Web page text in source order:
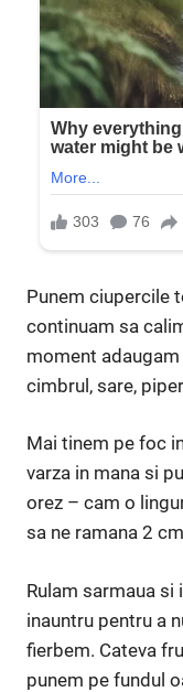
Punem ciupercile
continuam sa
moment
cimbrul, sare,
Mai tinem pe foc
varza in mana si
orez – cam o
sa ne ramana 2
Rulam sarmaua
inauntru pentru a
fierbem. Cateva
punem pe fundul